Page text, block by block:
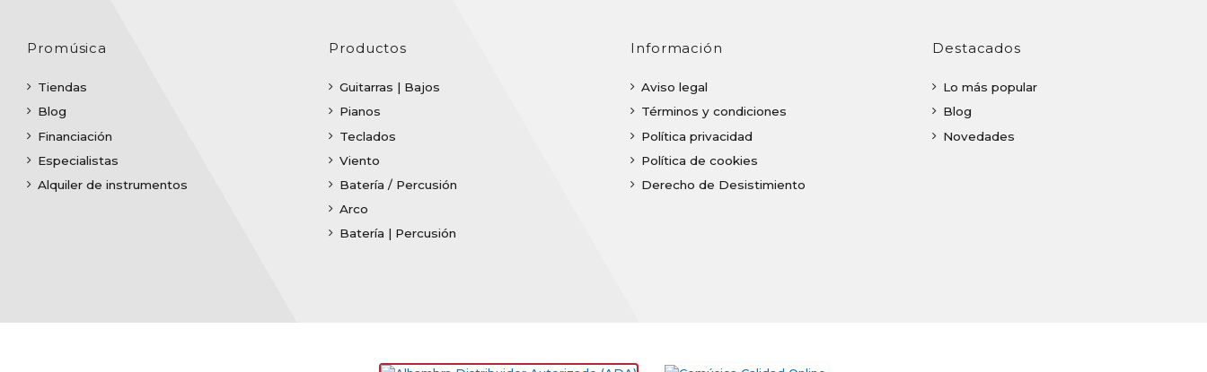
Promúsica
Tiendas
Blog
Financiación
Especialistas
Alquiler de instrumentos
Productos
Guitarras | Bajos
Pianos
Teclados
Viento
Batería / Percusión
Arco
Batería | Percusión
Información
Aviso legal
Términos y condiciones
Política privacidad
Política de cookies
Derecho de Desistimiento
Destacados
Lo más popular
Blog
Novedades